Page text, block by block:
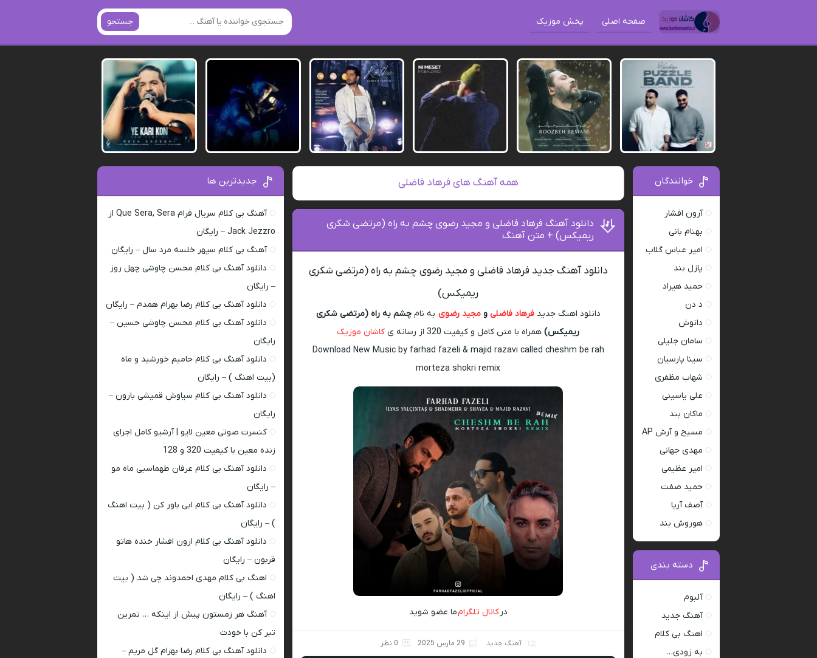
صفحه اصلی پخش موزیک جستجو
همه آهنگ های فرهاد فاضلی
دانلود آهنگ فرهاد فاضلی و مجید رضوی چشم به راه (مرتضی شکری
ریمیکس) + متن آهنگ
دانلود آهنگ جدید فرهاد فاضلی و مجید رضوی چشم به راه (مرتضی شکری
ریمیکس)
دانلود اهنگ جدیدفرهاد فاضلی ومجید رضوی به نامچشم به راه (مرتضی شکری
ریمیکس)همراه با متن کامل و کیفیت 320 از رسانه ی
کاشان موزیک
Download New Music by farhad fazeli & majid razavi called cheshm be rah
morteza shokri remix
درکانال تلگرامما عضو شوید
آهنگ جدید 29 مارس 2025 0 نظر
خوانندگان
آرون افشار
بهنام بانی
امیر عباس گلاب
پازل بند
حمید هیراد
د دن
دانوش
سامان جلیلی
سینا پارسیان
شهاب مظفری
علی یاسینی
ماکان بند
مسیح و آرش AP
مهدی جهانی
امیر عظیمی
حمید صفت
آصف آریا
هوروش بند
دسته بندی
آلبوم
آهنگ جدید
اهنگ بی کلام
به زودی…
جدیدترین ها
آهنگ بی کلام سریال فرام Que Sera, Sera از
Jack Jezzro – رایگان
آهنگ بی کلام سپهر خلسه مرد سال – رایگان
دانلود آهنگ بی کلام محسن چاوشی چهل روز
– رایگان
دانلود آهنگ بی کلام رضا بهرام همدم – رایگان
دانلود آهنگ بی کلام محسن چاوشی حسین –
رایگان
دانلود آهنگ بی کلام حامیم خورشید و ماه
(بیت اهنگ ) – رایگان
دانلود آهنگ بی کلام سیاوش قمیشی بارون –
رایگان
کنسرت صوتی معین لایو | آرشیو کامل اجرای
زنده معین با کیفیت 320 و 128
دانلود آهنگ بی کلام عرفان طهماسبی ماه مو
– رایگان
دانلود آهنگ بی کلام ابی باور کن ( بیت اهنگ
) – رایگان
دانلود آهنگ بی کلام ارون افشار خنده هاتو
قربون – رایگان
اهنگ بی کلام مهدی احمدوند چی شد ( بیت
اهنگ ) – رایگان
آهنگ هر زمستون پیش از اینکه … تمرین
تبر کن با خودت
دانلود آهنگ بی کلام رضا بهرام گل مریم –